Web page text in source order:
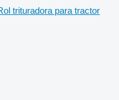
trituradora para tractor